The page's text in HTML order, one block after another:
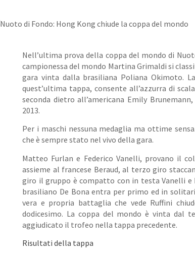
Nell’ultima prova della coppa del mondo di
campionessa del mondo Martina Grimaldi si
gara vinta dalla brasiliana Poliana Okimoto.
quest’ultima tappa, consente all’azzurra di
seconda dietro all’americana Emily
2013.
Per i maschi nessuna medaglia ma ottime
che è sempre stato nel vivo della gara.
Matteo Furlan e Federico Vanelli, provano il
assieme al francese Beraud, al terzo giro
giro il gruppo è compatto con in testa Vanelli e
brasiliano De Bona entra per primo ed in
vera e propria battaglia che vede Ruffini
dodicesimo. La coppa del mondo è vinta dal
aggiudicato il trofeo nella tappa precedente.
Risultati della tappa